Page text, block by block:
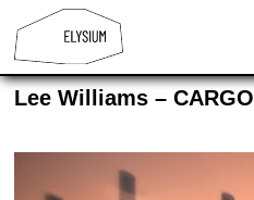
Lee Williams – CARGO